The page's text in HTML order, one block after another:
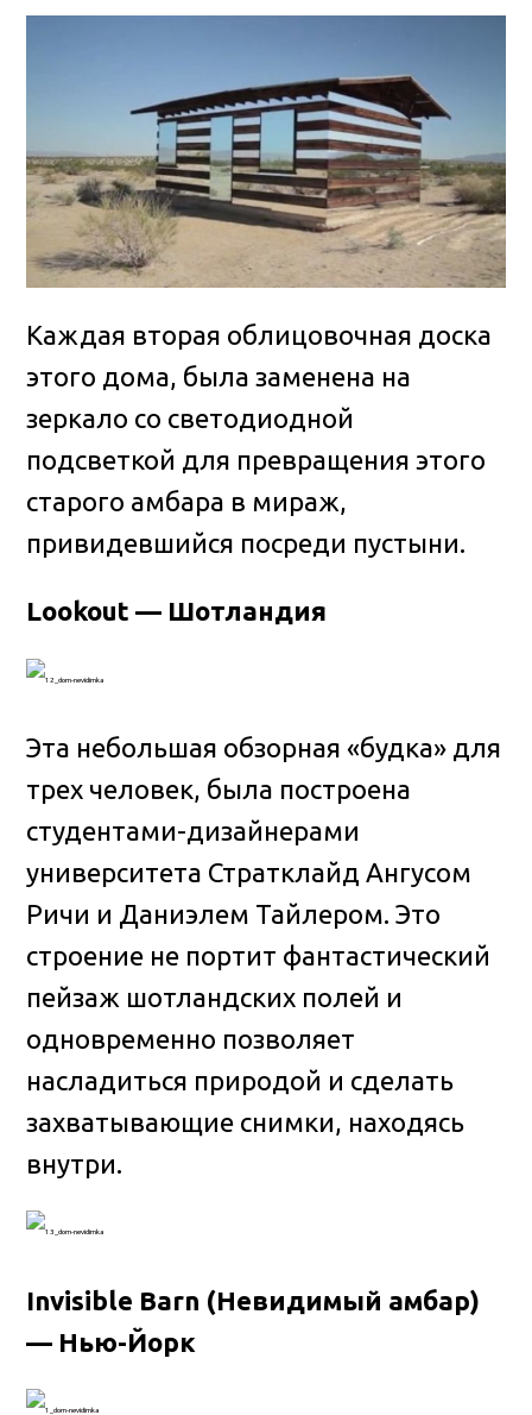
Каждая вторая облицовочная доска
этого дома, была заменена на
зеркало со светодиодной
подсветкой для превращения этого
старого амбара в мираж,
привидевшийся посреди пустыни.
Lookout — Шотландия
Эта небольшая обзорная «будка» для
трех человек, была построена
студентами-дизайнерами
университета Стратклайд Ангусом
Ричи и Даниэлем Тайлером. Это
строение не портит фантастический
пейзаж шотландских полей и
одновременно позволяет
насладиться природой и сделать
захватывающие снимки, находясь
внутри.
Invisible Barn (Невидимый амбар)
— Нью-Йорк